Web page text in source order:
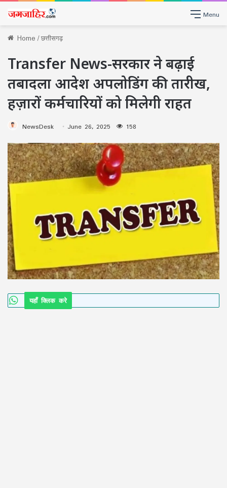
Menu
Home/छत्तीसगढ़
Transfer News-सरकार ने बढ़ाई
तबादला आदेश अपलोडिंग की तारीख,
हज़ारों कर्मचारियों को मिलेगी राहत
NewsDesk June 26, 2025 158
यहाँ क्लिक करे